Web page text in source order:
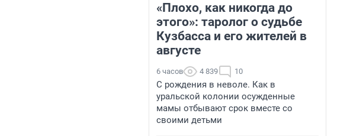
«Плохо, как никогда до
этого»: таролог о судьбе
Кузбасса и его жителей в
августе
6 часов 4 839 10
С рождения в неволе. Как в
уральской колонии осужденные
мамы отбывают срок вместе со
своими детьми